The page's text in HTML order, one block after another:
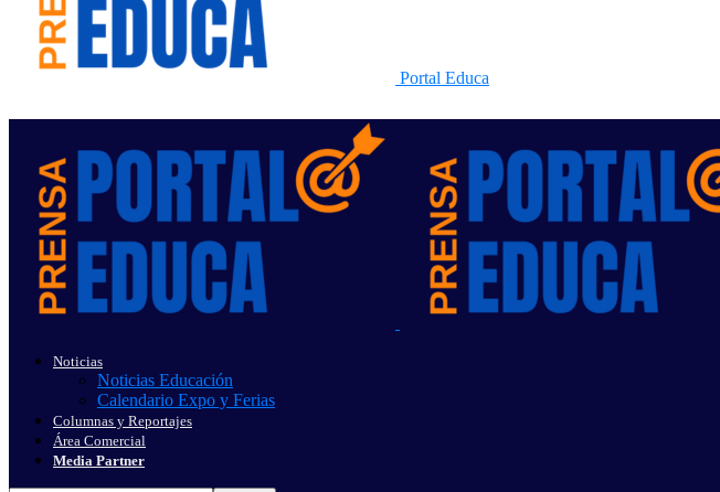
Portal Educa
Noticias
Noticias Educación
Calendario Expo y Ferias
Columnas y Reportajes
Área Comercial
Media Partner